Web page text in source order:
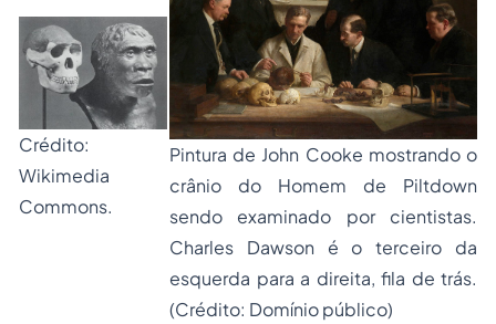
Crédito:
Wikimedia
Commons.
Pintura de John Cooke mostrando o
crânio do Homem de Piltdown
sendo examinado por cientistas.
Charles Dawson é o terceiro da
esquerda para a direita, fila de trás.
(Crédito: Domínio público)